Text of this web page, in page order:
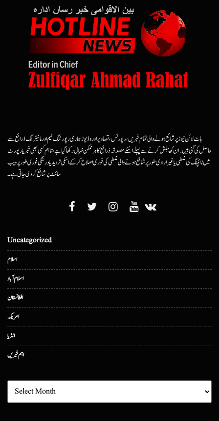
ہاٹ لائن نیوز پر شائع ہونے والی تمام خبریں، رپورٹس، تصاویر اور وڈیوز ہماری رپورٹنگ ٹیم اور مانیٹرنگ ذرائع سے
حاصل کی گئی ہیں۔ ان کو پبلش کرنے سے پہلے اسکے مصدقہ ذرائع کا ہرممکن خیال رکھا گیا ہے، تاہم کسی بھی خبر یا رپورٹ
میں ٹائپنگ کی غلطی یا غیرارادی طور پر شائع ہونے والی غلطی کی فوری اصلاح کرکے اسکی تردید یا درستگی فوری طور پر ویب
سائٹ پر شائع کردی جاتی ہے۔
Uncategorized
اسلام
اسلام آباد
افغانستان
امریکہ
انڈیا
اہم خبریں